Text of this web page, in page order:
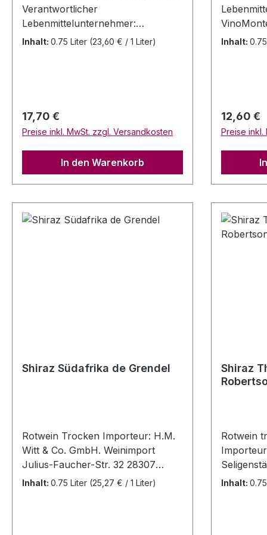
Verantwortlicher
Lebenmittelunternehmer:
VinoMonte, Christiane Hartramf,
Vineyards Rebsorten: Merlot
Jahrgang: 2018 Alc 14,5 % Vol Alc.
Inhalt: 0,75 Liter Trinktemperatur:
18 Grad Celsius
Inhalt: 0.75 Liter (23,60 € / 1 Liter)
Regulärer Preis:
17,70 €
Preise inkl. MwSt. zzgl. Versandkosten
In den Warenkorb
Blanc Jahrgang: 2021 Alc 14 % Vol
Alc.
Inhalt:
Regulärer
12,60 €
Preise inkl.
Shiraz Südafrika de Grendel
Rotwein Trocken Importeur: H.M.
Witt & Co. GmbH. Weinimport
Julius-Faucher-Str. 32 28307
Bremen Allergenhinweis: enthält
Inhalt: 0.75 Liter (25,27 € / 1 Liter)
Shiraz
Rotwein
Inhalt: